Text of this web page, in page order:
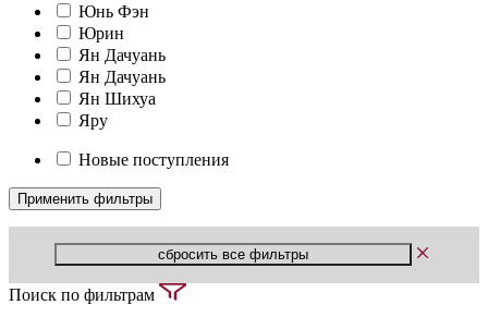
Юнь Фэн
Юрин
Ян Дачуань
Ян Дачуань
Ян Шихуа
Яру
Новые поступления
Поиск по фильтрам